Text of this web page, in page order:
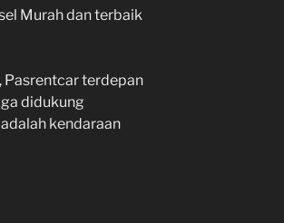
Murah dan terbaik
Pasrentcar terdepan
didukung
kendaraan